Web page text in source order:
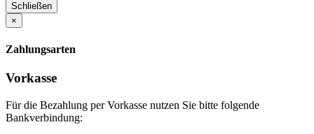
Schließen
×
Zahlungsarten
Vorkasse
Für die Bezahlung per Vorkasse nutzen Sie bitte folgende
Bankverbindung: